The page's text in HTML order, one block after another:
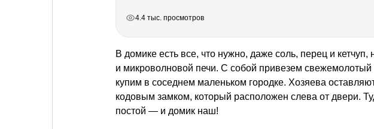
4.4 тыс. просмотров
В домике есть все, что нужно, даже соль, перец и кетчуп,
и микроволновой печи. С собой привезем
купим в соседнем маленьком городке. Хозяева
кодовым замком, который расположен слева от двери.
постой — и домик наш!